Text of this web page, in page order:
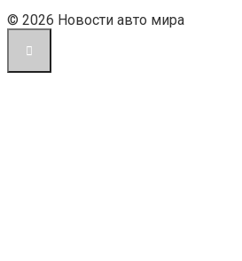
© 2026 Новости авто мира